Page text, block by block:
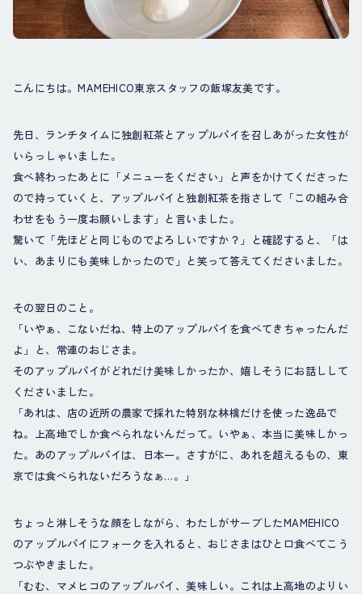
こんにちは。MAMEHICO東京スタッフの飯塚友美です。
先日、ランチタイムに独創紅茶とアップルパイを召しあがった女性が
いらっしゃいました。
食べ終わったあとに「メニューをください」と声をかけてくださった
ので持っていくと、アップルパイと独創紅茶を指さして「この組み合
わせをもう一度お願いします」と言いました。
驚いて「先ほどと同じものでよろしいですか？」と確認すると、「は
い、あまりにも美味しかったので」と笑って答えてくださいました。
その翌日のこと。
「いやぁ、こないだね、特上のアップルパイを食べてきちゃったんだ
よ」と、常連のおじさま。
そのアップルパイがどれだけ美味しかったか、嬉しそうにお話しして
くださいました。
「あれは、店の近所の農家で採れた特別な林檎だけを使った逸品で
ね。上高地でしか食べられないんだって。いやぁ、本当に美味しかっ
た。あのアップルパイは、日本一。さすがに、あれを超えるもの、東
京では食べられないだろうなぁ…。」
ちょっと淋しそうな顔をしながら、わたしがサーブしたMAMEHICO
のアップルパイにフォークを入れると、おじさまはひと口食べてこう
つぶやきました。
「むむ、マメヒコのアップルパイ、美味しい。これは上高地のよりい